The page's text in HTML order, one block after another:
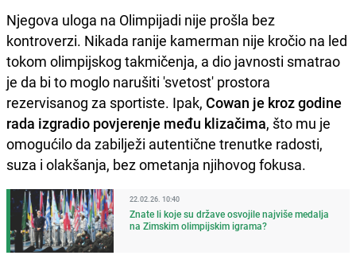
Njegova uloga na Olimpijadi nije prošla bez
kontroverzi. Nikada ranije kamerman nije kročio na led
tokom olimpijskog takmičenja, a dio javnosti smatrao
je da bi to moglo narušiti 'svetost' prostora
rezervisanog za sportiste. Ipak, Cowan je kroz godine
rada izgradio povjerenje među klizačima, što mu je
omogućilo da zabilježi autentične trenutke radosti,
suza i olakšanja, bez ometanja njihovog fokusa.
22.02.26. 10:40
Znate li koje su države osvojile najviše medalja
na Zimskim olimpijskim igrama?